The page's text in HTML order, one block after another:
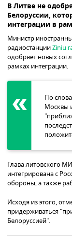
В Литве не
Белоруссии,
интеграции в
Министр
радиостанцииZiniu
одобряет новых
рамках интеграции.
По
Москвы
Глава литовского
интегрирована с
обороны, а также
Исходя из этого,
придерживаться
Белоруссией".